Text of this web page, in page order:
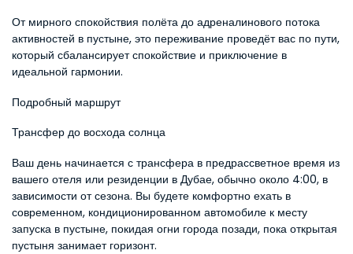
От мирного спокойствия полёта до адреналинового потока
активностей в пустыне, это переживание проведёт вас по пути,
который сбалансирует спокойствие и приключение в
идеальной гармонии.
Подробный маршрут
Трансфер до восхода солнца
Ваш день начинается с трансфера в предрассветное время из
вашего отеля или резиденции в Дубае, обычно около 4:00, в
зависимости от сезона. Вы будете комфортно ехать в
современном, кондиционированном автомобиле к месту
запуска в пустыне, покидая огни города позади, пока открытая
пустыня занимает горизонт.